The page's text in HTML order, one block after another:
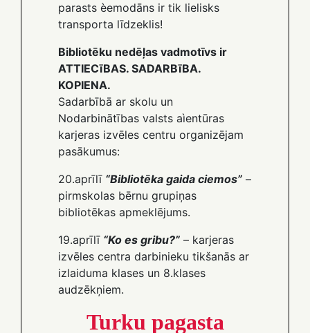
parasts èemodāns ir tik lielisks
transporta līdzeklis!
Bibliotēku nedēļas vadmotīvs ir
ATTIECīBAS. SADARBīBA.
KOPIENA.
Sadarbībā ar skolu un
Nodarbinātības valsts aìentūras
karjeras izvēles centru organizējam
pasākumus:
20.aprīlī “Bibliotēka gaida ciemos” –
pirmskolas bērnu grupiņas
bibliotēkas apmeklējums.
19.aprīlī “Ko es gribu?” – karjeras
izvēles centra darbinieku tikšanās ar
izlaiduma klases un 8.klases
audzēkņiem.
Turku pagasta